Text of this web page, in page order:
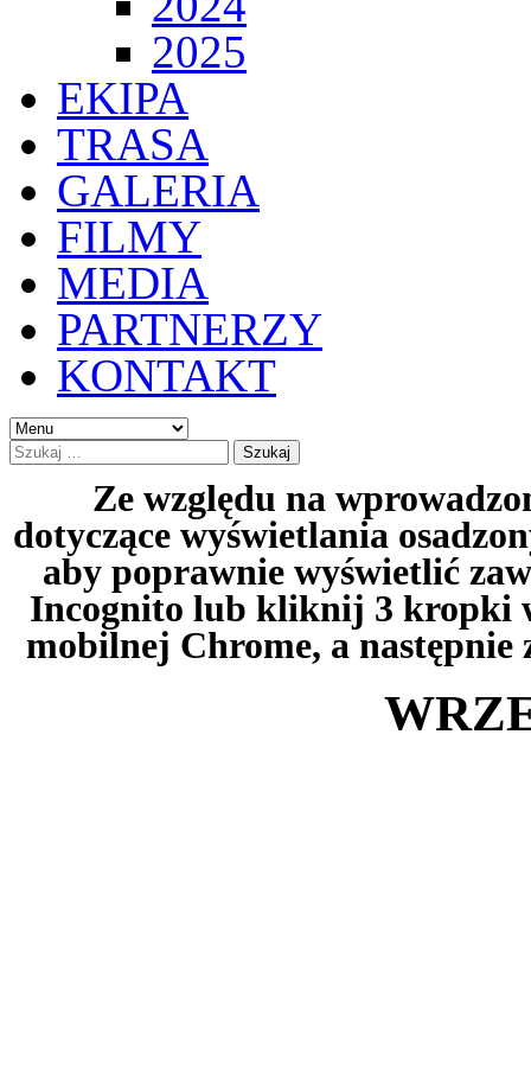
2025
EKIPA
TRASA
GALERIA
FILMY
MEDIA
PARTNERZY
KONTAKT
Ze względu na
dotyczące wyświetlania
aby poprawnie wyświetlić
Incognito lub kliknij 3 kropki
mobilnej Chrome, a następnie